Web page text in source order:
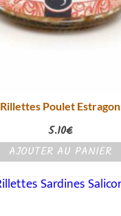
Rillettes Poulet Estragon
5.10€
AJOUTER AU PANIER